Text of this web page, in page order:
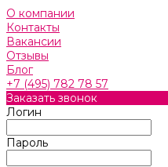
О компании
Контакты
Вакансии
Отзывы
Блог
+7 (495) 782 78 57
Заказать звонок
Логин
Пароль